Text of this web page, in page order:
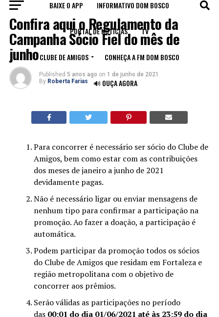
BAIXE O APP INFORMATIVO DOM BOSCO
PORTAL DE NOTÍCIAS TV
CLUBE DE AMIGOS CONHEÇA A FM DOM BOSCO
🔊 OUÇA AGORA
INSTITUCIONAL
Confira aqui o Regulamento da
Campanha Sócio Fiel do mês de
junho
Published 5 anos ago on 1 de junho de 2021
By Roberta Farias
Para concorrer é necessário ser sócio do Clube de
Amigos, bem como estar com as contribuições
dos meses de janeiro a junho de 2021
devidamente pagas.
Não é necessário ligar ou enviar mensagens de
nenhum tipo para confirmar a participação na
promoção. Ao fazer a doação, a participação é
automática.
Podem participar da promoção todos os sócios
do Clube de Amigos que residam em Fortaleza e
região metropolitana com o objetivo de
concorrer aos prêmios.
Serão válidas as participações no período
das 00:01 do dia 01/06/2021 até às 23:59 do dia